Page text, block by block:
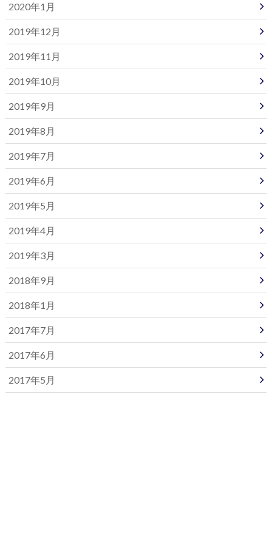
2020年1月
2019年12月
2019年11月
2019年10月
2019年9月
2019年8月
2019年7月
2019年6月
2019年5月
2019年4月
2019年3月
2018年9月
2018年1月
2017年7月
2017年6月
2017年5月